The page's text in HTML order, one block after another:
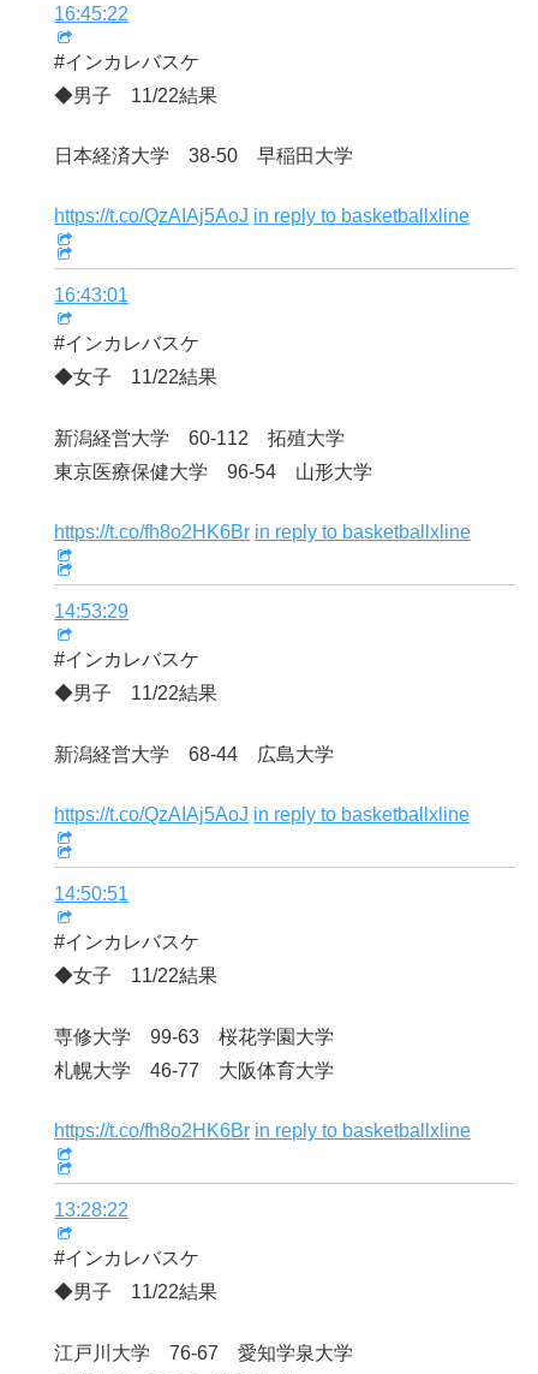
16:45:22
#インカレバスケ
◆男子 11/22結果
日本経済大学 38-50 早稲田大学
https://t.co/QzAIAj5AoJ in reply to basketballxline
16:43:01
#インカレバスケ
◆女子 11/22結果
新潟経営大学 60-112 拓殖大学
東京医療保健大学 96-54 山形大学
https://t.co/fh8o2HK6Br in reply to basketballxline
14:53:29
#インカレバスケ
◆男子 11/22結果
新潟経営大学 68-44 広島大学
https://t.co/QzAIAj5AoJ in reply to basketballxline
14:50:51
#インカレバスケ
◆女子 11/22結果
専修大学 99-63 桜花学園大学
札幌大学 46-77 大阪体育大学
https://t.co/fh8o2HK6Br in reply to basketballxline
13:28:22
#インカレバスケ
◆男子 11/22結果
江戸川大学 76-67 愛知学泉大学